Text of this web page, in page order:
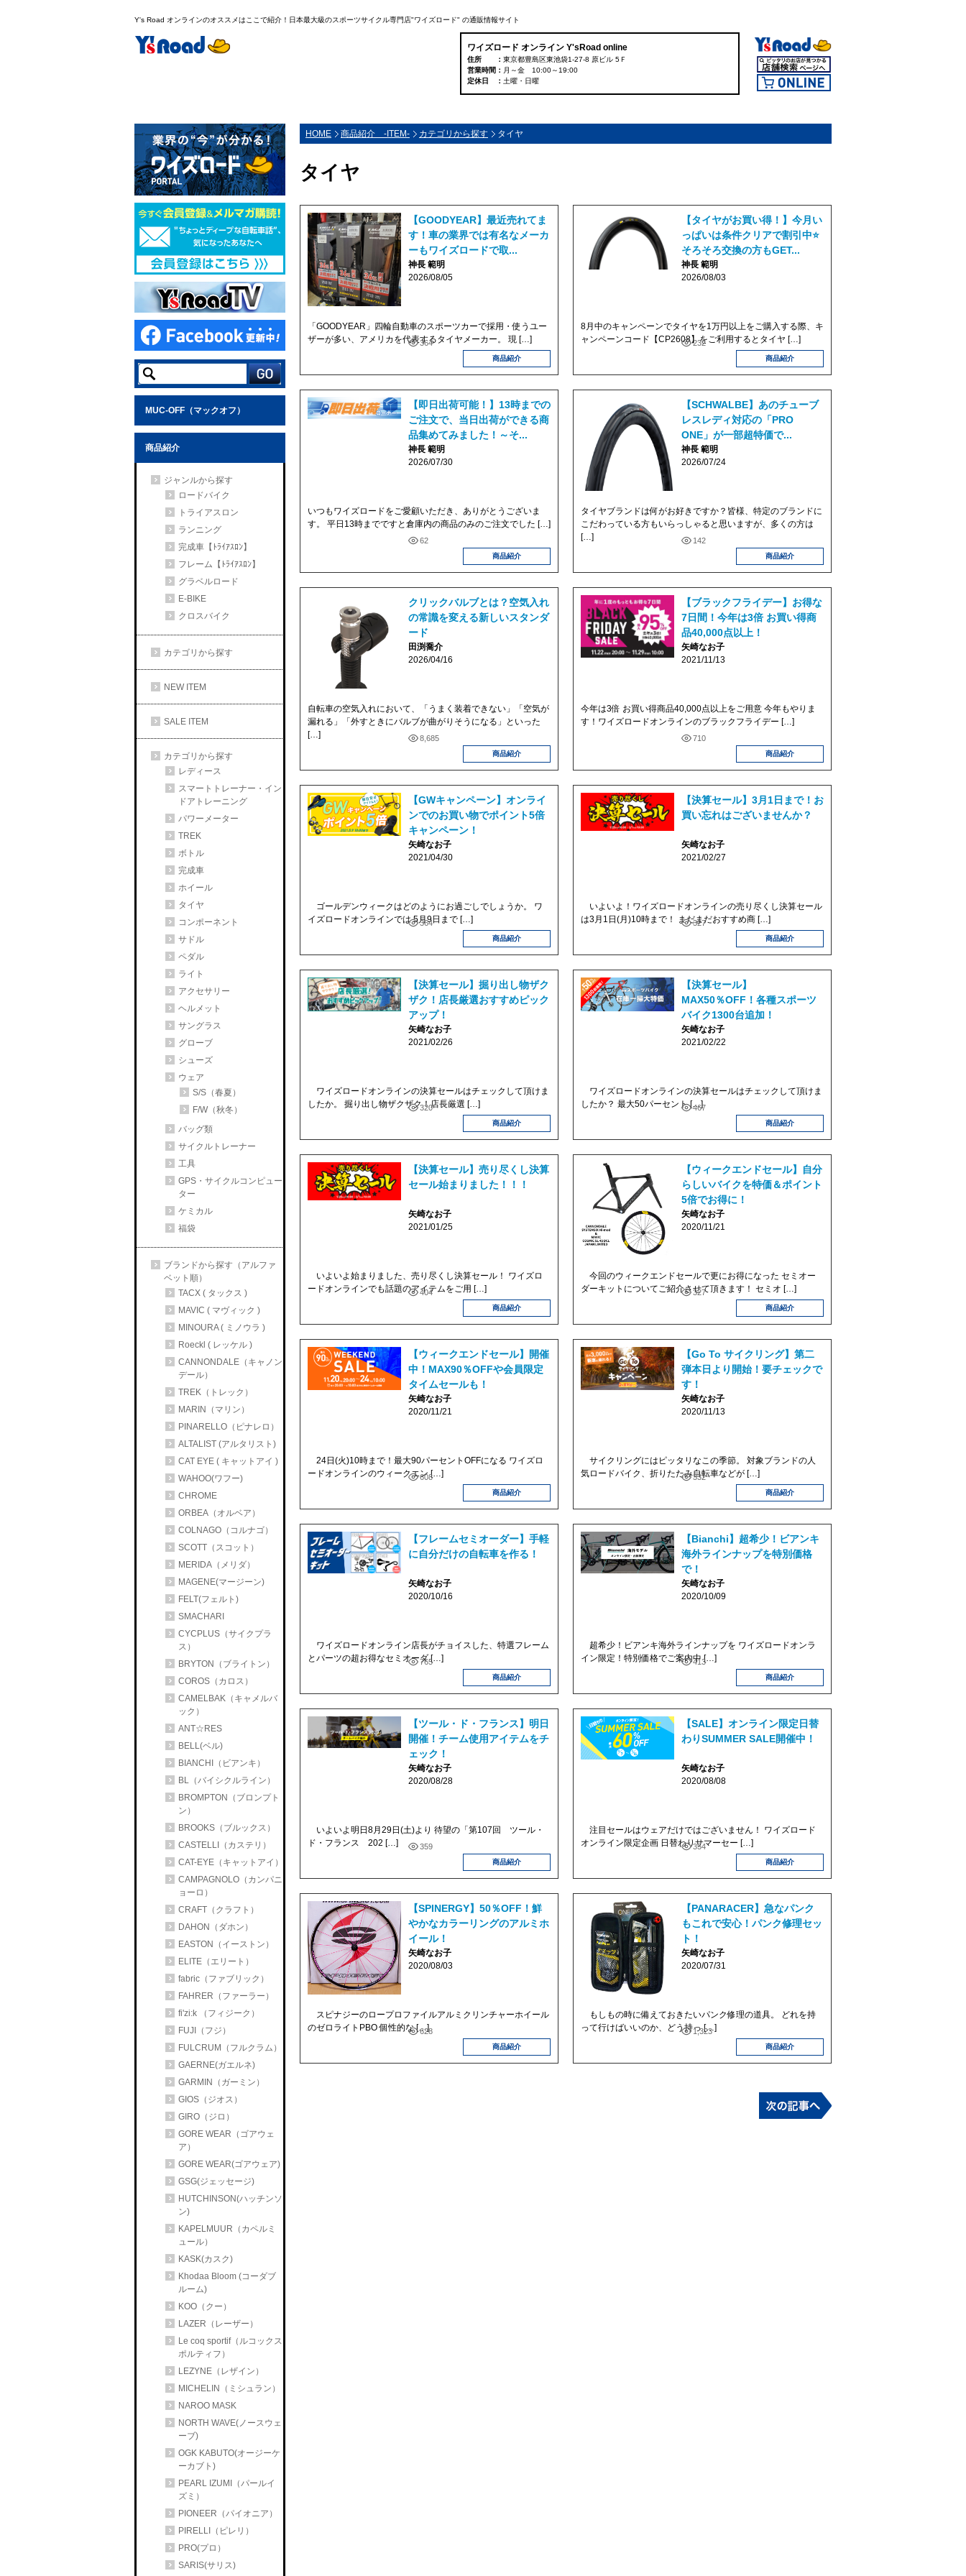
Y's Road オンラインのオススメはここで紹介！日本最大級のスポーツサイクル専門店"ワイズロード" の通販情報サイト
ワイズロード オンライン Y'sRoad online
住所
東京都豊島区東池袋1-27-8 原ビル 5Ｆ
営業時間
月～金 10:00～19:00
定休日
土曜・日曜
HOME 商品紹介 -ITEM- カテゴリから探す タイヤ
タイヤ
【GOODYEAR】最近売れてま
す！車の業界では有名なメーカ
ーもワイズロードで取...
神長 範明
2026/08/05
364
商品紹介
「GOODYEAR」四輪自動車のスポーツカーで採用・使うユー
ザーが多い、アメリカを代表するタイヤメーカー。 現 […]
【タイヤがお買い得！】今月い
っぱいは条件クリアで割引中⭐
そろそろ交換の方もGET...
神長 範明
2026/08/03
232
商品紹介
8月中のキャンペーンでタイヤを1万円以上をご購入する際、キ
ャンペーンコード【CP2608】をご利用するとタイヤ […]
【即日出荷可能！】13時までの
ご注文で、当日出荷ができる商
品集めてみました！～そ...
神長 範明
2026/07/30
62
商品紹介
いつもワイズロードをご愛顧いただき、ありがとうございま
す。 平日13時までですと倉庫内の商品のみのご注文でした […]
【SCHWALBE】あのチューブ
レスレディ対応の「PRO
ONE」が一部超特価で...
神長 範明
2026/07/24
142
商品紹介
タイヤブランドは何がお好きですか？皆様、特定のブランドに
こだわっている方もいらっしゃると思いますが、多くの方は
[…]
クリックバルブとは？空気入れ
の常識を変える新しいスタンダ
ード
田渕喬介
2026/04/16
8,685
商品紹介
自転車の空気入れにおいて、「うまく装着できない」「空気が
漏れる」「外すときにバルブが曲がりそうになる」といった
[…]
【ブラックフライデー】お得な
7日間！今年は3倍 お買い得商
品40,000点以上！
矢崎なお子
2021/11/13
710
商品紹介
今年は3倍 お買い得商品40,000点以上をご用意 今年もやりま
す！ワイズロードオンラインのブラックフライデー […]
【GWキャンペーン】オンライ
ンでのお買い物でポイント5倍
キャンペーン！
矢崎なお子
2021/04/30
364
商品紹介
ゴールデンウィークはどのようにお過ごしでしょうか。 ワ
イズロードオンラインでは 5月9日まで […]
【決算セール】3月1日まで！お
買い忘れはございませんか？
矢崎なお子
2021/02/27
327
商品紹介
いよいよ！ワイズロードオンラインの売り尽くし決算セール
は3月1日(月)10時まで！ まだまだおすすめ商 […]
【決算セール】掘り出し物ザク
ザク！店長厳選おすすめピック
アップ！
矢崎なお子
2021/02/26
320
商品紹介
ワイズロードオンラインの決算セールはチェックして頂けま
したか。 掘り出し物ザクザク！店長厳選 […]
【決算セール】
MAX50％OFF！各種スポーツ
バイク1300台追加！
矢崎なお子
2021/02/22
467
商品紹介
ワイズロードオンラインの決算セールはチェックして頂けま
したか？ 最大50パーセント […]
【決算セール】売り尽くし決算
セール始まりました！！！
矢崎なお子
2021/01/25
404
商品紹介
いよいよ始まりました、売り尽くし決算セール！ ワイズロ
ードオンラインでも話題のアイテムをご用 […]
【ウィークエンドセール】自分
らしいバイクを特価＆ポイント
5倍でお得に！
矢崎なお子
2020/11/21
327
商品紹介
今回のウィークエンドセールで更にお得になった セミオー
ダーキットについてご紹介させて頂きます！ セミオ […]
【ウィークエンドセール】開催
中！MAX90％OFFや会員限定
タイムセールも！
矢崎なお子
2020/11/21
608
商品紹介
24日(火)10時まで！最大90パーセントOFFになる ワイズロ
ードオンラインのウィークエン […]
【Go To サイクリング】第二
弾本日より開始！要チェックで
す！
矢崎なお子
2020/11/13
332
商品紹介
サイクリングにはピッタリなこの季節。 対象ブランドの人
気ロードバイク、折りたたみ自転車などが […]
【フレームセミオーダー】手軽
に自分だけの自転車を作る！
矢崎なお子
2020/10/16
765
商品紹介
ワイズロードオンライン店長がチョイスした、特選フレーム
とパーツの超お得なセミオーダ […]
【Bianchi】超希少！ビアンキ
海外ラインナップを特別価格
で！
矢崎なお子
2020/10/09
413
商品紹介
超希少！ビアンキ海外ラインナップを ワイズロードオンラ
イン限定！特別価格でご案内中 […]
【ツール・ド・フランス】明日
開催！チーム使用アイテムをチ
ェック！
矢崎なお子
2020/08/28
359
商品紹介
いよいよ明日8月29日(土)より 待望の「第107回 ツール・
ド・フランス 202 […]
【SALE】オンライン限定日替
わりSUMMER SALE開催中！
矢崎なお子
2020/08/08
354
商品紹介
注目セールはウェアだけではございません！ ワイズロード
オンライン限定企画 日替わりサマーセー […]
【SPINERGY】50％OFF！鮮
やかなカラーリングのアルミホ
イール！
矢崎なお子
2020/08/03
628
商品紹介
スピナジーのロープロファイルアルミクリンチャーホイール
のゼロライトPBO 個性的な […]
【PANARACER】急なパンク
もこれで安心！パンク修理セッ
ト！
矢崎なお子
2020/07/31
1,323
商品紹介
もしもの時に備えておきたいパンク修理の道具。 どれを持
って行けばいいのか、どう持っ […]
MUC-OFF（マックオフ）
商品紹介
ジャンルから探す
ロードバイク
トライアスロン
ランニング
完成車【ﾄﾗｲｱｽﾛﾝ】
フレーム【ﾄﾗｲｱｽﾛﾝ】
グラベルロード
E-BIKE
クロスバイク
カテゴリから探す
NEW ITEM
SALE ITEM
カテゴリから探す
レディース
スマートトレーナー・イン
ドアトレーニング
パワーメーター
TREK
ボトル
完成車
ホイール
タイヤ
コンポーネント
サドル
ペダル
ライト
アクセサリー
ヘルメット
サングラス
グローブ
シューズ
ウェア
S/S（春夏）
F/W（秋冬）
バッグ類
サイクルトレーナー
工具
GPS・サイクルコンピュー
ター
ケミカル
福袋
ブランドから探す（アルファ
ベット順）
TACX ( タックス )
MAVIC ( マヴィック )
MINOURA ( ミノウラ )
Roeckl ( レッケル )
CANNONDALE（キャノン
デール）
TREK（トレック）
MARIN（マリン）
PINARELLO（ピナレロ）
ALTALIST (アルタリスト)
CAT EYE ( キャットアイ )
WAHOO(ワフー)
CHROME
ORBEA（オルベア）
COLNAGO（コルナゴ）
SCOTT（スコット）
MERIDA（メリダ）
MAGENE(マージーン)
FELT(フェルト)
SMACHARI
CYCPLUS（サイクプラ
ス）
BRYTON（ブライトン）
COROS（カロス）
CAMELBAK（キャメルバ
ック）
ANT☆RES
BELL(ベル)
BIANCHI（ビアンキ）
BL（バイシクルライン）
BROMPTON（ブロンプト
ン）
BROOKS（ブルックス）
CASTELLI（カステリ）
CAT-EYE（キャットアイ）
CAMPAGNOLO（カンパニ
ョーロ）
CRAFT（クラフト）
DAHON（ダホン）
EASTON（イーストン）
ELITE（エリート）
fabric（ファブリック）
FAHRER（ファーラー）
fi'zi:k （フィジーク）
FUJI（フジ）
FULCRUM（フルクラム）
GAERNE(ガエルネ)
GARMIN（ガーミン）
GIOS（ジオス）
GIRO（ジロ）
GORE WEAR（ゴアウェ
ア）
GORE WEAR(ゴアウェア)
GSG(ジェッセージ)
HUTCHINSON(ハッチンソ
ン)
KAPELMUUR（カペルミ
ュール）
KASK(カスク)
Khodaa Bloom (コーダブ
ルーム)
KOO（クー）
LAZER（レーザー）
Le coq sportif（ルコックス
ポルティフ）
LEZYNE（レザイン）
MICHELIN（ミシュラン）
NAROO MASK
NORTH WAVE(ノースウェ
ーブ)
OGK KABUTO(オージーケ
ーカブト)
PEARL IZUMI（パールイ
ズミ）
PIONEER（パイオニア）
PIRELLI（ピレリ）
PRO(プロ）
SARIS(サリス)